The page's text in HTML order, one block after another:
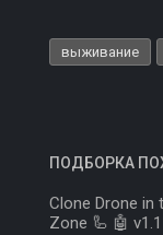
выживание
ПОДБОРКА
Clone Drone in
Zone 🦾 🤖